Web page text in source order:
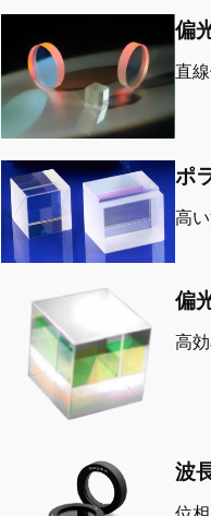
偏
直
ポ
高
偏
高
波